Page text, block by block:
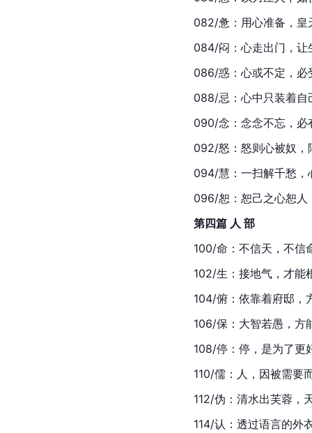
082/惫：用心准备，皇
084/闷：心走出门，让
086/惑：心或不定，必
088/忌：心中只装着自
090/念：念念不忘，必
092/怒：怒则心被奴，
094/慧：一扫解千愁，
096/恕：恕己之心恕人
第四篇 人 部
100/命：不信天，不信
102/生：接地气，才能
104/俯：依靠着府邸，
106/保：大智若愚，方
108/停：停，是为了更
110/儒：人，因被需要
112/伪：清水出芙蓉，
114/认：透过语言的外